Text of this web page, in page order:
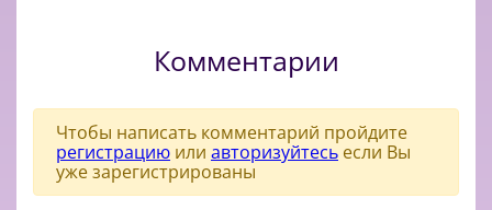
Комментарии
Чтобы написать комментарий пройдите
регистрацию или авторизуйтесь если Вы
уже зарегистрированы